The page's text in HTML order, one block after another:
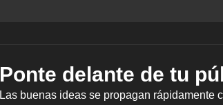
Ponte delante de tu
Las buenas ideas se propagan rápidamente